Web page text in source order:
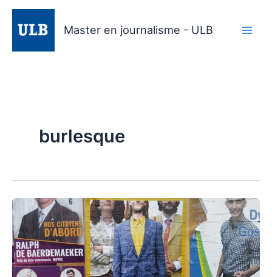
Aller
contenu
Master en journalisme - ULB
burlesque